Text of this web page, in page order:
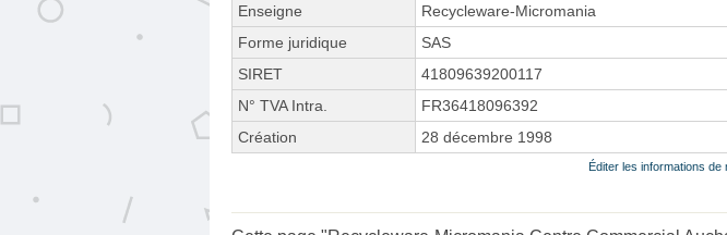
Enseigne
Recycleware-Micromania
Forme juridique
SAS
SIRET
41809639200117
N° TVA Intra.
FR36418096392
Création
28 décembre 1998
Éditer les informations de